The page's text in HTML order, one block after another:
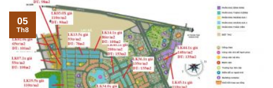
05
Th8